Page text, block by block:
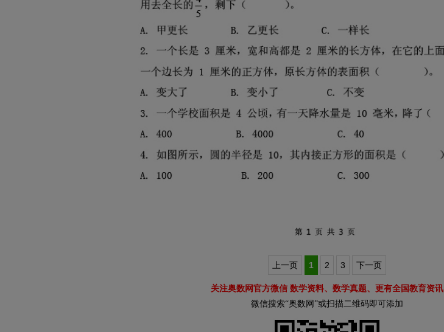
上一页 1 2 3 下一页
关注奥数网官方微信 数学资料、数学真题、更有全国教育资讯
微信搜索“奥数网”或扫描二维码即可添加